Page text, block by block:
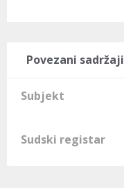
Povezani sadržaji
Subjekt
Sudski registar